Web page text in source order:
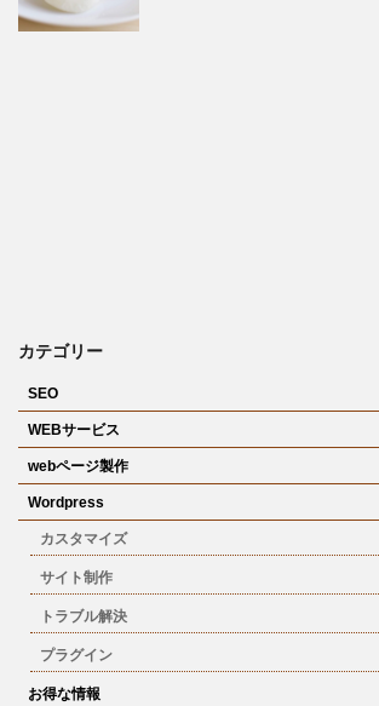
カテゴリー
SEO
WEBサービス
webページ製作
Wordpress
カスタマイズ
サイト制作
トラブル解決
プラグイン
お得な情報